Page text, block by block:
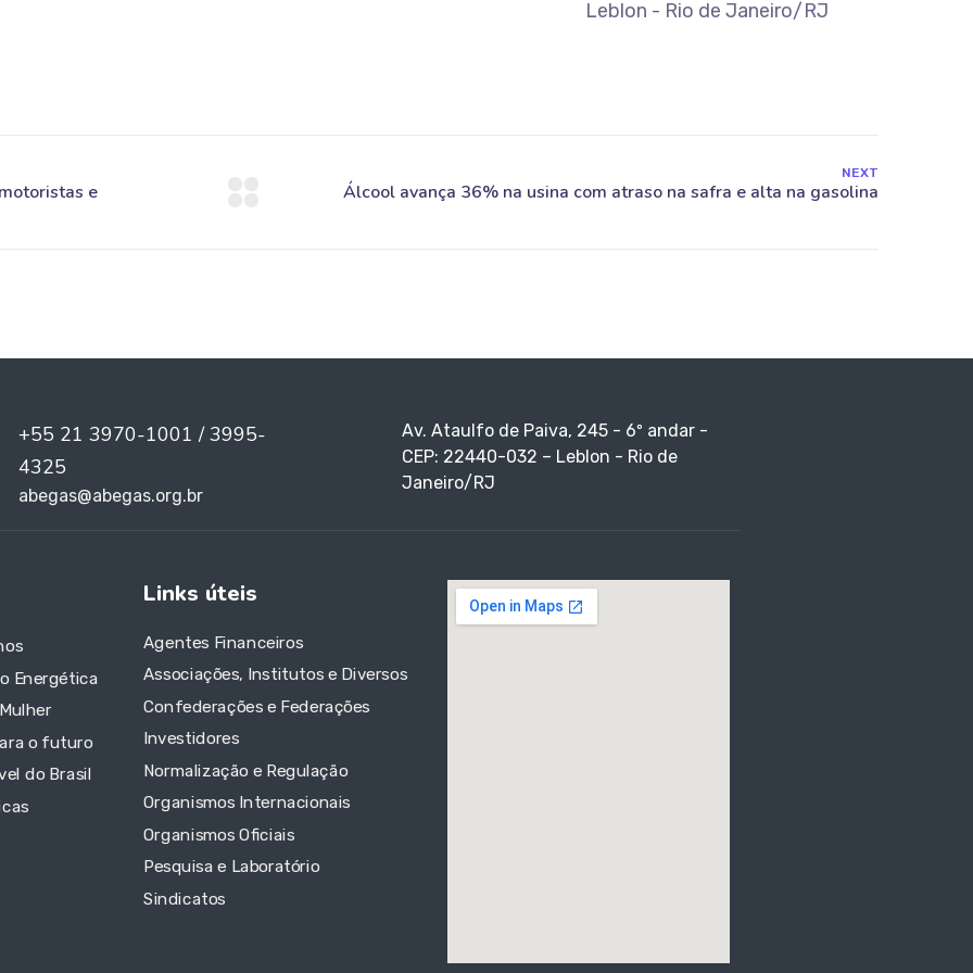
Leblon - Rio de Janeiro/RJ
NEXT
+55 21 3970-1001 / 3995-
4325
abegas@abegas.org.br
Av. Ataulfo de Paiva, 245 - 6º andar -
CEP: 22440-032 – Leblon - Rio de
Janeiro/RJ
Energética
o futuro
do Brasil
Links úteis
Agentes Financeiros
Associações, Institutos e Diversos
Confederações e Federações
Investidores
Normalização e Regulação
Organismos Internacionais
Organismos Oficiais
Pesquisa e Laboratório
Sindicatos